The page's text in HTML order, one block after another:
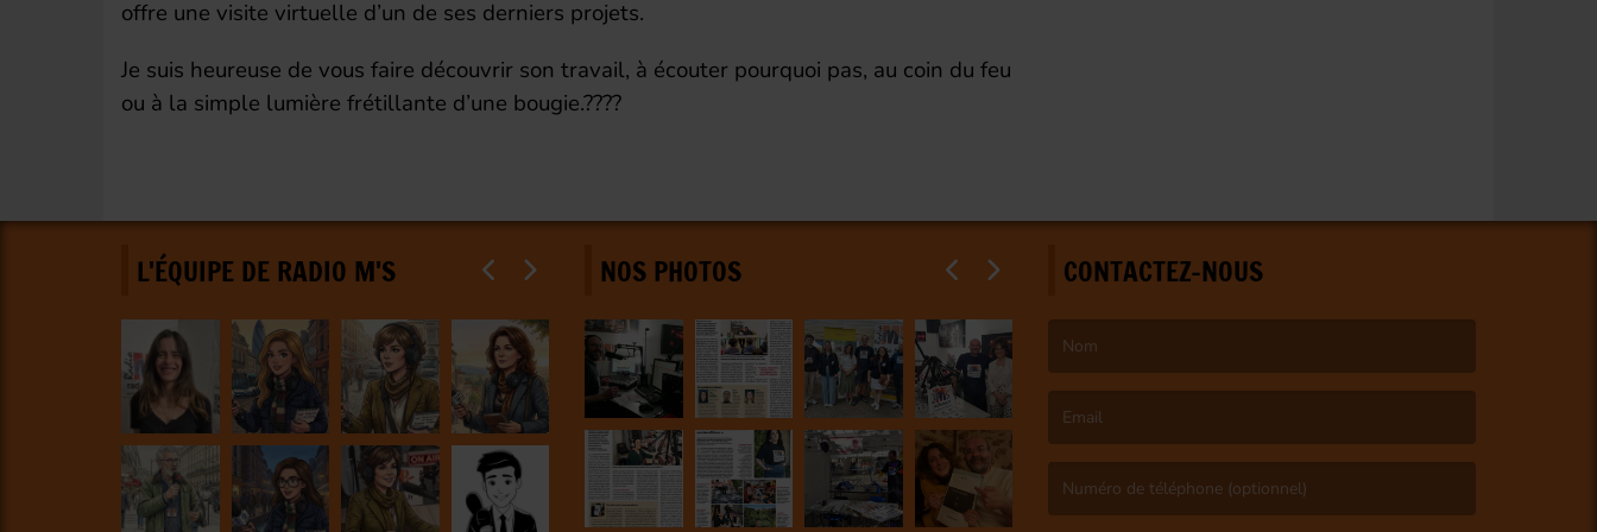
offre une visite virtuelle d’un de ses derniers projets.
Je suis heureuse de vous faire découvrir son travail, à écouter pourquoi pas, au coin du feu
ou à la simple lumière frétillante d’une bougie.????
L'ÉQUIPE DE RADIO M'S NOS PHOTOS CONTACTEZ-NOUS